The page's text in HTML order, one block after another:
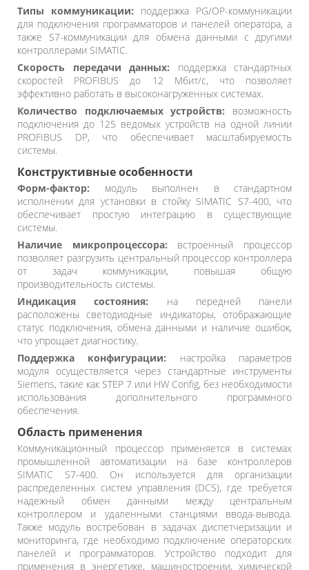
Типы коммуникации: поддержка PG/OP-коммуникации
для подключения программаторов и панелей оператора, а
также S7-коммуникации для обмена данными с другими
контроллерами SIMATIC.
Скорость передачи данных: поддержка стандартных
скоростей PROFIBUS до 12 Мбит/с, что позволяет
эффективно работать в высоконагруженных системах.
Количество подключаемых устройств: возможность
подключения до 125 ведомых устройств на одной линии
PROFIBUS DP, что обеспечивает масштабируемость
системы.
Конструктивные особенности
Форм-фактор: модуль выполнен в стандартном
исполнении для установки в стойку SIMATIC S7-400, что
обеспечивает простую интеграцию в существующие
системы.
Наличие микропроцессора: встроенный процессор
позволяет разгрузить центральный процессор контроллера
от задач коммуникации, повышая общую
производительность системы.
Индикация состояния: на передней панели
расположены светодиодные индикаторы, отображающие
статус подключения, обмена данными и наличие ошибок,
что упрощает диагностику.
Поддержка конфигурации: настройка параметров
модуля осуществляется через стандартные инструменты
Siemens, такие как STEP 7 или HW Config, без необходимости
использования дополнительного программного
обеспечения.
Область применения
Коммуникационный процессор применяется в системах
промышленной автоматизации на базе контроллеров
SIMATIC S7-400. Он используется для организации
распределенных систем управления (DCS), где требуется
надежный обмен данными между центральным
контроллером и удаленными станциями ввода-вывода.
Также модуль востребован в задачах диспетчеризации и
мониторинга, где необходимо подключение операторских
панелей и программаторов. Устройство подходит для
применения в энергетике, машиностроении, химической